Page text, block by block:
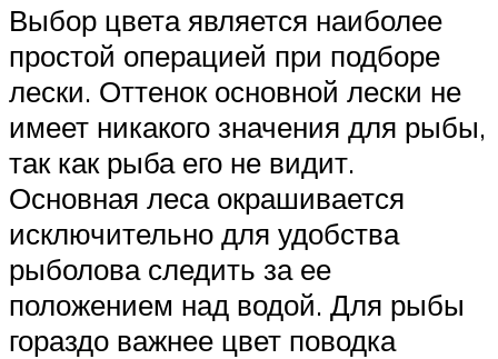
Выбор цвета является наиболее
простой операцией при подборе
лески. Оттенок основной лески не
имеет никакого значения для рыбы,
так как рыба его не видит.
Основная леса окрашивается
исключительно для удобства
рыболова следить за ее
положением над водой. Для рыбы
гораздо важнее цвет поводка